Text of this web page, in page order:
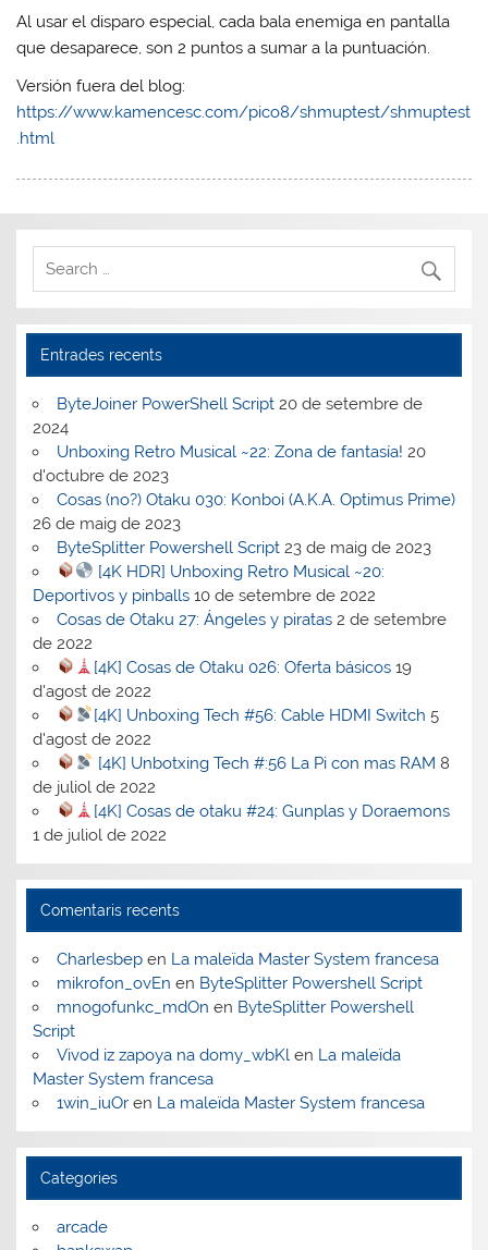
Al usar el disparo especial, cada bala enemiga en pantalla
que desaparece, son 2 puntos a sumar a la puntuación.
Versión fuera del blog:
https://www.kamencesc.com/pico8/shmuptest/shmuptest
.html
Entrades recents
ByteJoiner PowerShell Script 20 de setembre de
2024
Unboxing Retro Musical ~22: Zona de fantasía! 20
d'octubre de 2023
Cosas (no?) Otaku 030: Konboi (A.K.A. Optimus Prime)
26 de maig de 2023
ByteSplitter Powershell Script 23 de maig de 2023
[4K HDR] Unboxing Retro Musical ~20:
Deportivos y pinballs 10 de setembre de 2022
Cosas de Otaku 27: Ángeles y piratas 2 de setembre
de 2022
[4K] Cosas de Otaku 026: Oferta básicos 19
d'agost de 2022
[4K] Unboxing Tech #56: Cable HDMI Switch 5
d'agost de 2022
[4K] Unbotxing Tech #:56 La Pi con mas RAM 8
de juliol de 2022
[4K] Cosas de otaku #24: Gunplas y Doraemons
1 de juliol de 2022
Comentaris recents
Charlesbepen La maleïda Master System francesa
mikrofon_ovEn en ByteSplitter Powershell Script
mnogofunkc_mdOn en ByteSplitter Powershell
Script
Vivod iz zapoya na domy_wbKl en La maleïda
Master System francesa
1win_iuOren La maleïda Master System francesa
Categories
arcade